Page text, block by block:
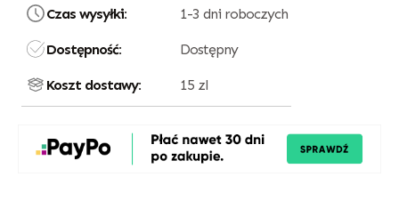
Czas wysyłki: 1-3 dni roboczych
Dostępność: Dostępny
Koszt dostawy: 15 zl